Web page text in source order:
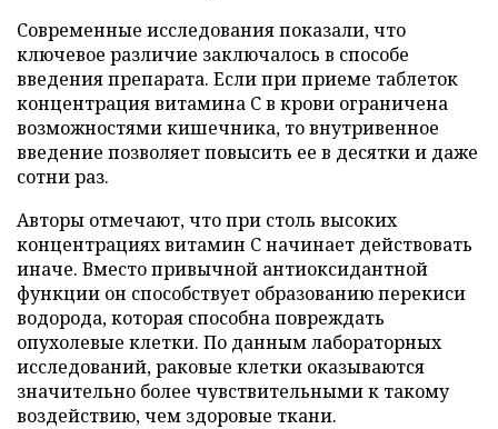
Современные исследования показали, что
ключевое различие заключалось в способе
введения препарата. Если при приеме таблеток
концентрация витамина C в крови ограничена
возможностями кишечника, то внутривенное
введение позволяет повысить ее в десятки и даже
сотни раз.
Авторы отмечают, что при столь высоких
концентрациях витамин C начинает действовать
иначе. Вместо привычной антиоксидантной
функции он способствует образованию перекиси
водорода, которая способна повреждать
опухолевые клетки. По данным лабораторных
исследований, раковые клетки оказываются
значительно более чувствительными к такому
воздействию, чем здоровые ткани.